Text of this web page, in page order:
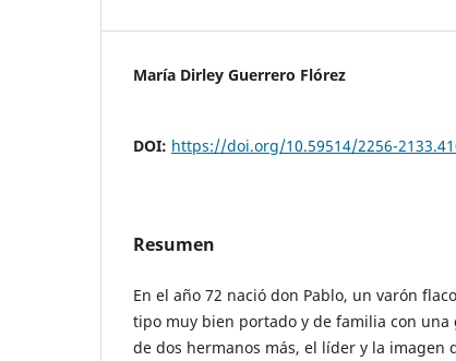
María Dirley Guerrero Flórez
DOI: https://doi.org/10.59514/2256-
Resumen
En el año 72 nació don Pablo, un varón
tipo muy bien portado y de familia con
de dos hermanos más, el líder y la imagen